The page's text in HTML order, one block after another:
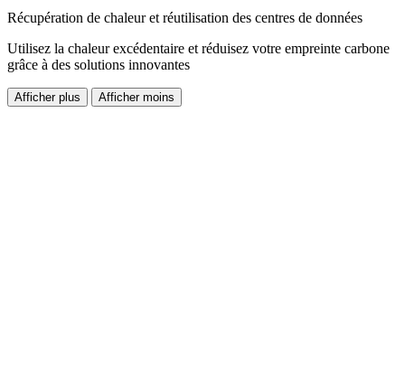
Récupération de chaleur et réutilisation des centres de données
Utilisez la chaleur excédentaire et réduisez votre empreinte carbone
grâce à des solutions innovantes
Afficher plus Afficher moins